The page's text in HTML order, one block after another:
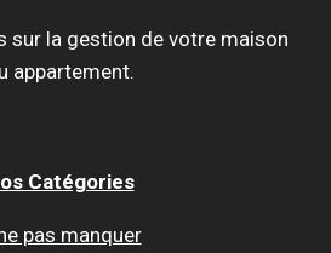
sur la gestion de votre maison
appartement.
Catégories
pas manquer